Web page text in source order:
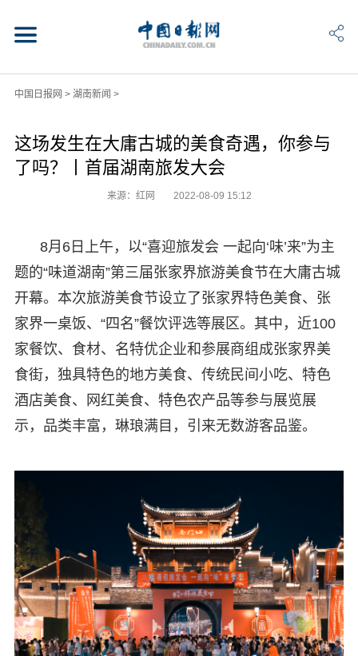
中国日报网 > 湖南新闻 >
这场发生在大庸古城的美食奇遇，你参与
了吗？丨首届湖南旅发大会
来源：红网 2022-08-09 15:12
8月6日上午，以“喜迎旅发会 一起向‘味’来”为主
题的“味道湖南”第三届张家界旅游美食节在大庸古城
开幕。本次旅游美食节设立了张家界特色美食、张
家界一桌饭、“四名”餐饮评选等展区。其中，近100
家餐饮、食材、名特优企业和参展商组成张家界美
食街，独具特色的地方美食、传统民间小吃、特色
酒店美食、网红美食、特色农产品等参与展览展
示，品类丰富，琳琅满目，引来无数游客品鉴。